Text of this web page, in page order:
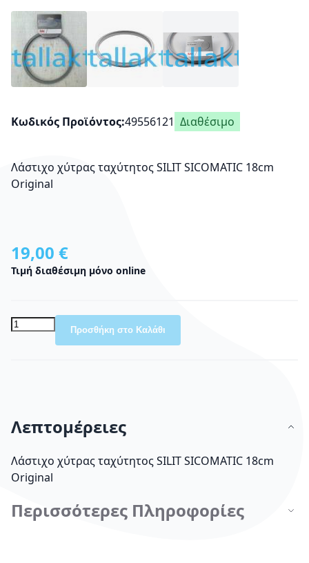
Κωδικός Προϊόντος 49556121 Διαθέσιμο
Λάστιχο χύτρας ταχύτητος SILIT SICOMATIC 18cm
Original
19,00 €
Τιμή διαθέσιμη μόνο online
Προσθήκη στο Καλάθι
Λεπτομέρειες
Λάστιχο χύτρας ταχύτητος SILIT SICOMATIC 18cm
Original
Περισσότερες Πληροφορίες